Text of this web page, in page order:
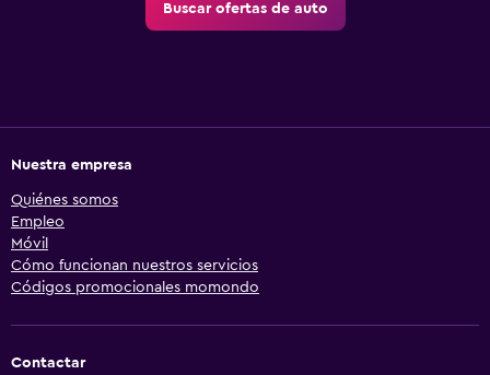
Buscar ofertas de auto
Nuestra empresa
Quiénes somos
Empleo
Móvil
Cómo funcionan nuestros servicios
Códigos promocionales momondo
Contactar